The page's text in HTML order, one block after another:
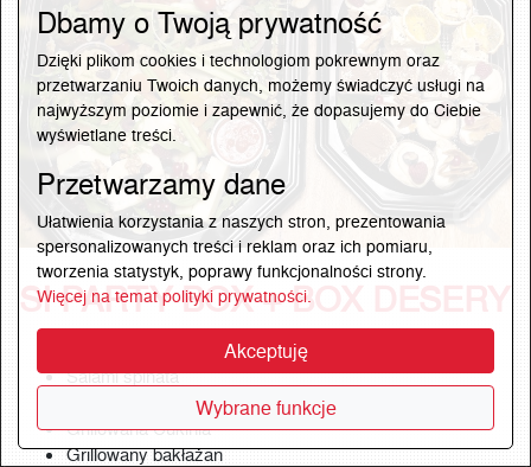
SI PARTY BOX + BOX DESERY
Salami spinata
Mortadela z pistacją
Grillowana Cukinia
Grillowany bakłażan
Dbamy o Twoją prywatność
Dzięki plikom cookies i technologiom pokrewnym oraz
przetwarzaniu Twoich danych, możemy świadczyć usługi na
najwyższym poziomie i zapewnić, że dopasujemy do Ciebie
wyświetlane treści.
Przetwarzamy dane
Ułatwienia korzystania z naszych stron, prezentowania
spersonalizowanych treści i reklam oraz ich pomiaru,
tworzenia statystyk, poprawy funkcjonalności strony.
Więcej na temat polityki prywatności.
Akceptuję
Wybrane funkcje